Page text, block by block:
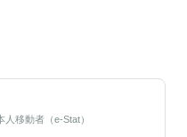
移動者（e-Stat）